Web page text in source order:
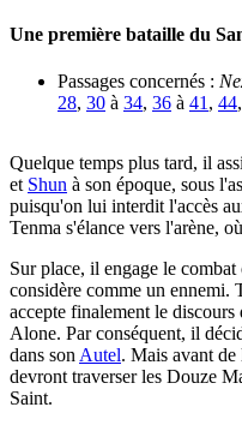
Une première bataille du
Passages concernés :
28, 30 à 34, 36 à 41 , 44,
Quelque temps plus tard, il
et Shun à son époque, sous
puisqu'on lui interdit l'accès
Tenma s'élance vers l'arène,
Sur place, il engage le
considère comme un ennemi.
accepte finalement le
Alone. Par conséquent, il
dans son Autel. Mais avant
devront traverser les Douze
Saint.